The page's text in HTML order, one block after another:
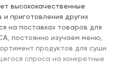
высококачественные
приготовления других
на поставках товаров для
постоянно изучаем меню,
продуктов для суши
спроса на конкретные